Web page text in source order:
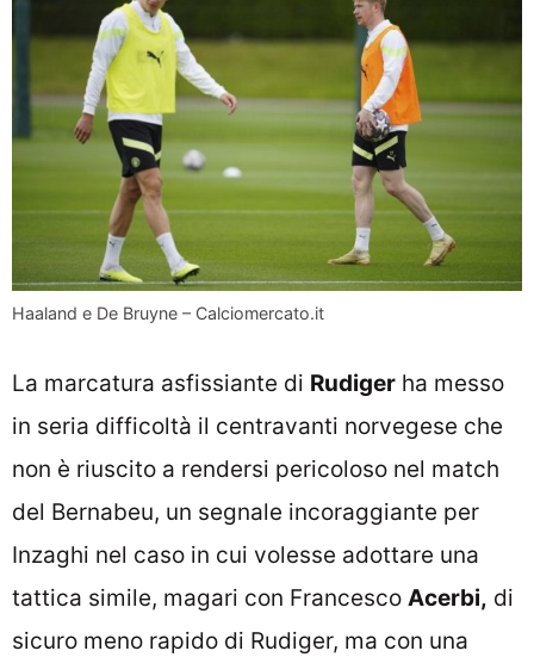
Haaland e De Bruyne – Calciomercato.it
La marcatura asfissiante di Rudiger ha messo
in seria difficoltà il centravanti norvegese che
non è riuscito a rendersi pericoloso nel match
del Bernabeu, un segnale incoraggiante per
Inzaghi nel caso in cui volesse adottare una
tattica simile, magari con Francesco Acerbi, di
sicuro meno rapido di Rudiger, ma con una